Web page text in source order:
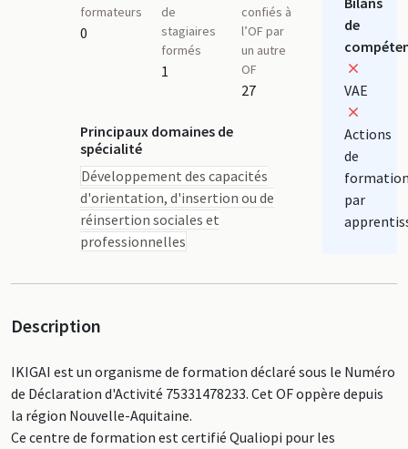
formateurs
0
de
stagiaires
formés
1
confiés à
l’OF par
un autre
OF
27
Principaux domaines de
spécialité
Développement des capacités
d'orientation, d'insertion ou de
réinsertion sociales et
professionnelles
de
VAE
Actions
de
par
Description
IKIGAI est un organisme de formation déclaré sous le Numéro
de Déclaration d'Activité 75331478233. Cet OF oppère depuis
la région Nouvelle-Aquitaine.
Ce centre de formation est certifié Qualiopi pour les